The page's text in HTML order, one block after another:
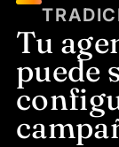
Tu
puede